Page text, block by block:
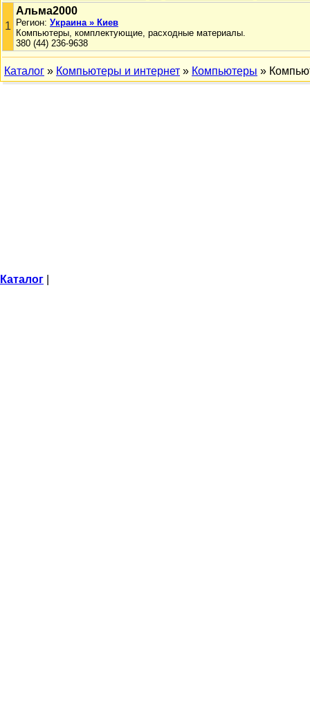
1
Альма2000
Регион: Украина » Киев
Компьютеры, комплектующие, расходные материалы.
380 (44) 236-9638
Каталог » Компьютеры и интернет » Компьютеры »
Каталог